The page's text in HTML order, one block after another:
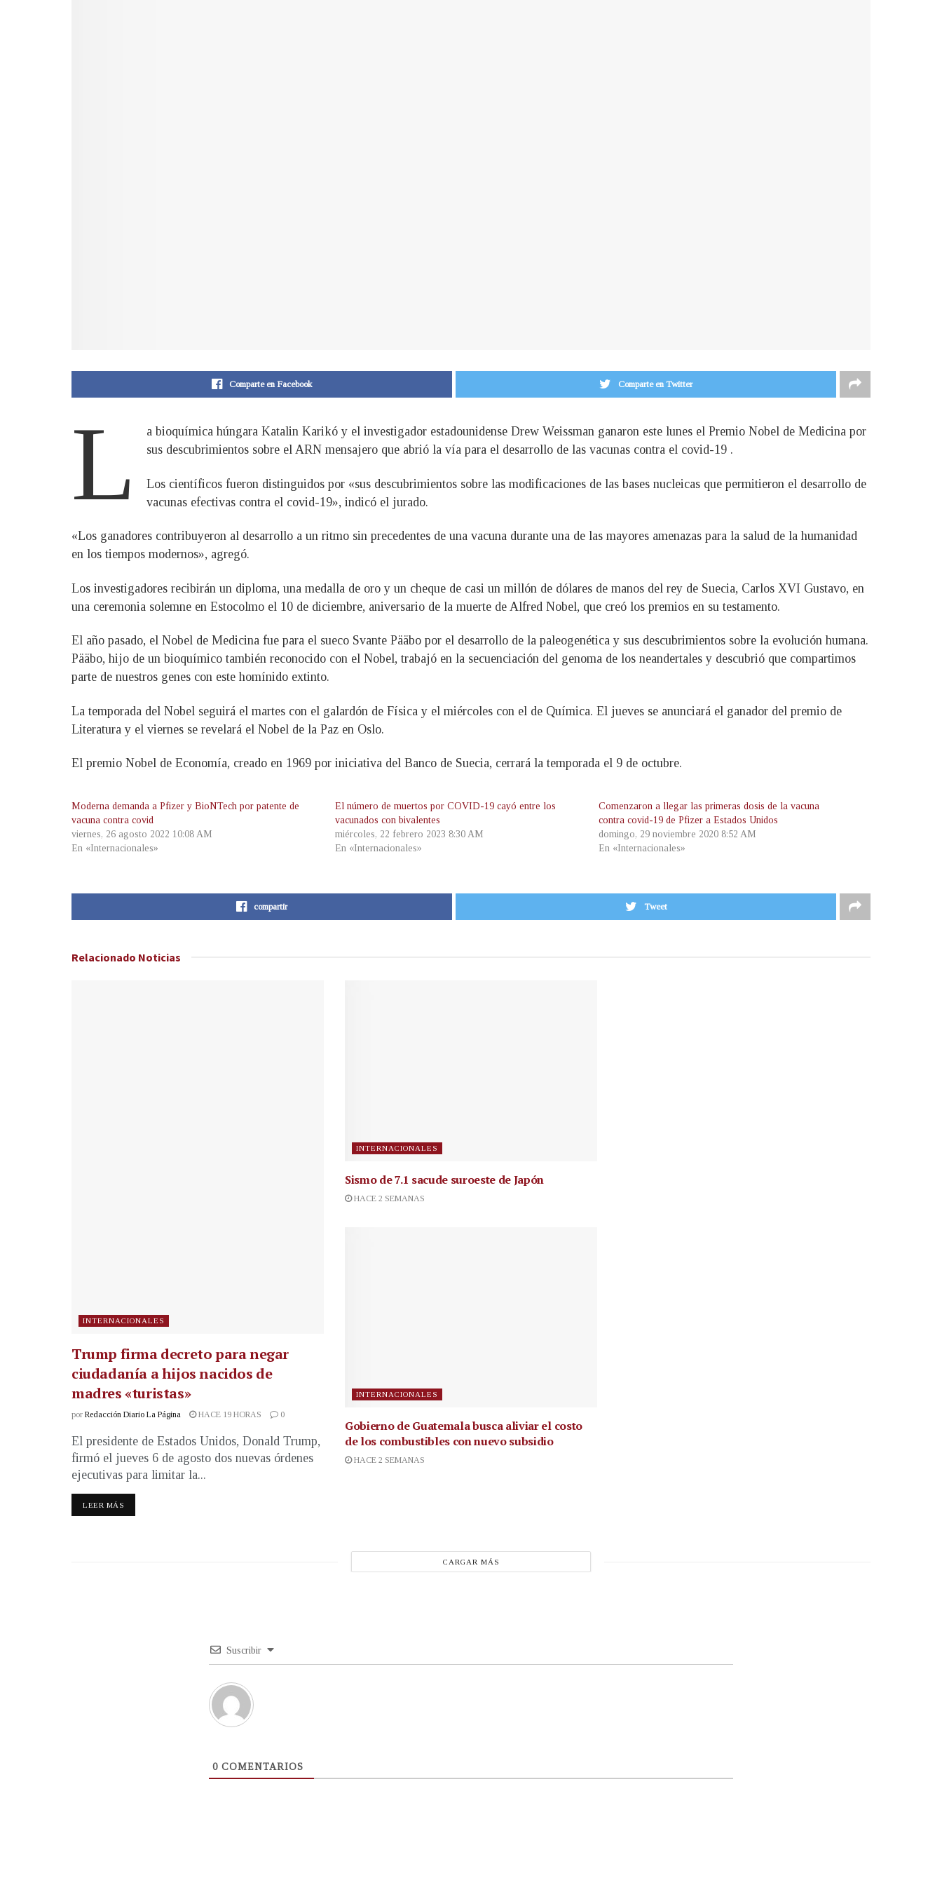
Comparte en Facebook Comparte en Twitter
L
a bioquímica húngara Katalin Karikó y el investigador estadounidense Drew Weissman ganaron este lunes el Premio Nobel de Medicina por
sus descubrimientos sobre el ARN mensajero que abrió la vía para el desarrollo de las vacunas contra el covid-19 .
Los científicos fueron distinguidos por «sus descubrimientos sobre las modificaciones de las bases nucleicas que permitieron el desarrollo de
vacunas efectivas contra el covid-19», indicó el jurado.
«Los ganadores contribuyeron al desarrollo a un ritmo sin precedentes de una vacuna durante una de las mayores amenazas para la salud de la humanidad
en los tiempos modernos», agregó.
Los investigadores recibirán un diploma, una medalla de oro y un cheque de casi un millón de dólares de manos del rey de Suecia, Carlos XVI Gustavo, en
una ceremonia solemne en Estocolmo el 10 de diciembre, aniversario de la muerte de Alfred Nobel, que creó los premios en su testamento.
El año pasado, el Nobel de Medicina fue para el sueco Svante Pääbo por el desarrollo de la paleogenética y sus descubrimientos sobre la evolución humana.
Pääbo, hijo de un bioquímico también reconocido con el Nobel, trabajó en la secuenciación del genoma de los neandertales y descubrió que compartimos
parte de nuestros genes con este homínido extinto.
La temporada del Nobel seguirá el martes con el galardón de Física y el miércoles con el de Química. El jueves se anunciará el ganador del premio de
Literatura y el viernes se revelará el Nobel de la Paz en Oslo.
El premio Nobel de Economía, creado en 1969 por iniciativa del Banco de Suecia, cerrará la temporada el 9 de octubre.
Moderna demanda a Pfizer y BioNTech por patente de
vacuna contra covid
viernes, 26 agosto 2022 10:08 AM
En «Internacionales»
El número de muertos por COVID-19 cayó entre los
vacunados con bivalentes
miércoles, 22 febrero 2023 8:30 AM
En «Internacionales»
Comenzaron a llegar las primeras dosis de la vacuna
contra covid-19 de Pfizer a Estados Unidos
domingo, 29 noviembre 2020 8:52 AM
En «Internacionales»
compartir Tweet
Relacionado Noticias
INTERNACIONALES
Trump firma decreto para negar
ciudadanía a hijos nacidos de
madres «turistas»
por Redacción Diario La Página HACE 19 HORAS 0
El presidente de Estados Unidos, Donald Trump,
firmó el jueves 6 de agosto dos nuevas órdenes
ejecutivas para limitar la...
LEER MÁS
INTERNACIONALES
Sismo de 7.1 sacude suroeste de Japón
HACE 2 SEMANAS
INTERNACIONALES
Gobierno de Guatemala busca aliviar el costo
de los combustibles con nuevo subsidio
HACE 2 SEMANAS
CARGAR MÁS
Suscribir
0 COMENTARIOS